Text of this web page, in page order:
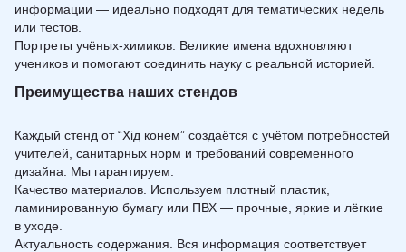
информации — идеально подходят для тематических недель
или тестов.
Портреты учёных-химиков. Великие имена вдохновляют
учеников и помогают соединить науку с реальной историей.
Преимущества наших стендов
Каждый стенд от “Хід конем” создаётся с учётом потребностей
учителей, санитарных норм и требований современного
дизайна. Мы гарантируем:
Качество материалов. Используем плотный пластик,
ламинированную бумагу или ПВХ — прочные, яркие и лёгкие
в уходе.
Актуальность содержания. Вся информация соответствует